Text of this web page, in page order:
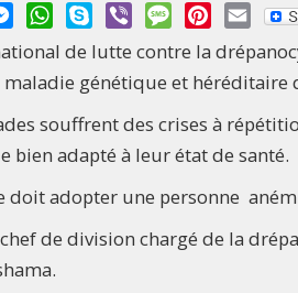
MessengerWhatsApp
Skype Viber MessagePinterest
Email
de lutte contre la
maladie génétique et
souffrent des crises à
bien adapté à leur état de santé.
doit adopter une personne
de division chargé de la